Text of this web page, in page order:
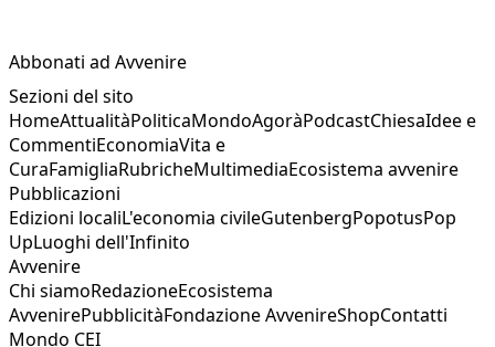
Abbonati ad Avvenire
Sezioni del sito
HomeAttualitàPoliticaMondoAgoràPodcastChiesaIdee e
CommentiEconomiaVita e
CuraFamigliaRubricheMultimediaEcosistema avvenire
Pubblicazioni
Edizioni localiL'economia civileGutenbergPopotusPop
UpLuoghi dell'Infinito
Avvenire
Chi siamoRedazioneEcosistema
AvvenirePubblicitàFondazione AvvenireShopContatti
Mondo CEI